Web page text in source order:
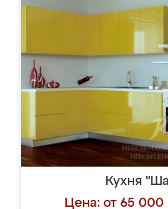
Кухня
Цена: от 65 000